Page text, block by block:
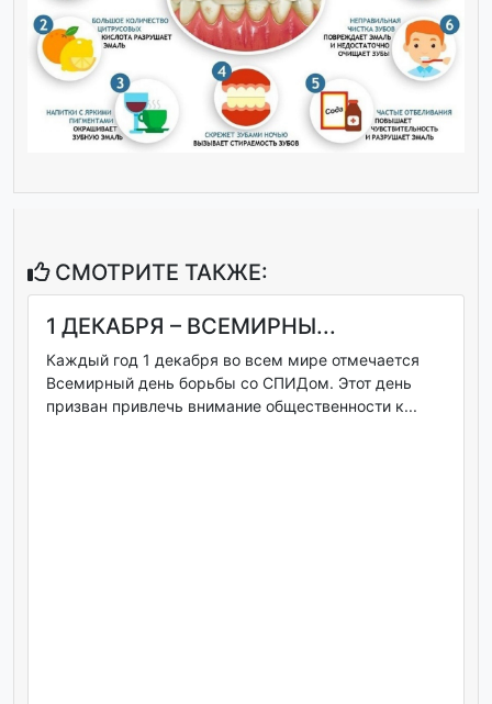
СМОТРИТЕ ТАКЖЕ:
1 ДЕКАБРЯ – ВСЕМИРНЫ...
Каждый год 1 декабря во всем мире отмечается
Всемирный день борьбы со СПИДом. Этот день
призван привлечь внимание общественности к...